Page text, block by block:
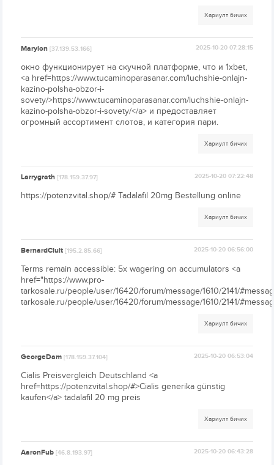
Хариулт бичих
Marylon[37.139.53.166] 2025-10-20 07:28:15
окно функционирует на скучной платформе, что и 1xbet,
<a href=https://www.tucaminoparasanar.com/luchshie-onlajn-
kazino-polsha-obzor-i-
sovety/>https://www.tucaminoparasanar.com/luchshie-onlajn-
kazino-polsha-obzor-i-sovety/</a> и предоставляет
огромный ассортимент слотов, и категория пари.
Хариулт бичих
Larrygrath[178.159.37.97] 2025-10-20 07:22:48
https://potenzvital.shop/# Tadalafil 20mg Bestellung online
Хариулт бичих
BernardClult[195.2.85.66] 2025-10-20 06:56:00
Terms remain accessible: 5x wagering on accumulators <a
href="https://www.pro-
tarkosale.ru/people/user/16420/forum/message/1610/2141/
tarkosale.ru/people/user/16420/forum/message/1610/2141/
Хариулт бичих
GeorgeDam[178.159.37.104] 2025-10-20 06:53:04
Cialis Preisvergleich Deutschland <a
href=https://potenzvital.shop/#>Cialis generika günstig
kaufen</a> tadalafil 20 mg preis
Хариулт бичих
AaronFub[46.8.193.97] 2025-10-20 06:43:28